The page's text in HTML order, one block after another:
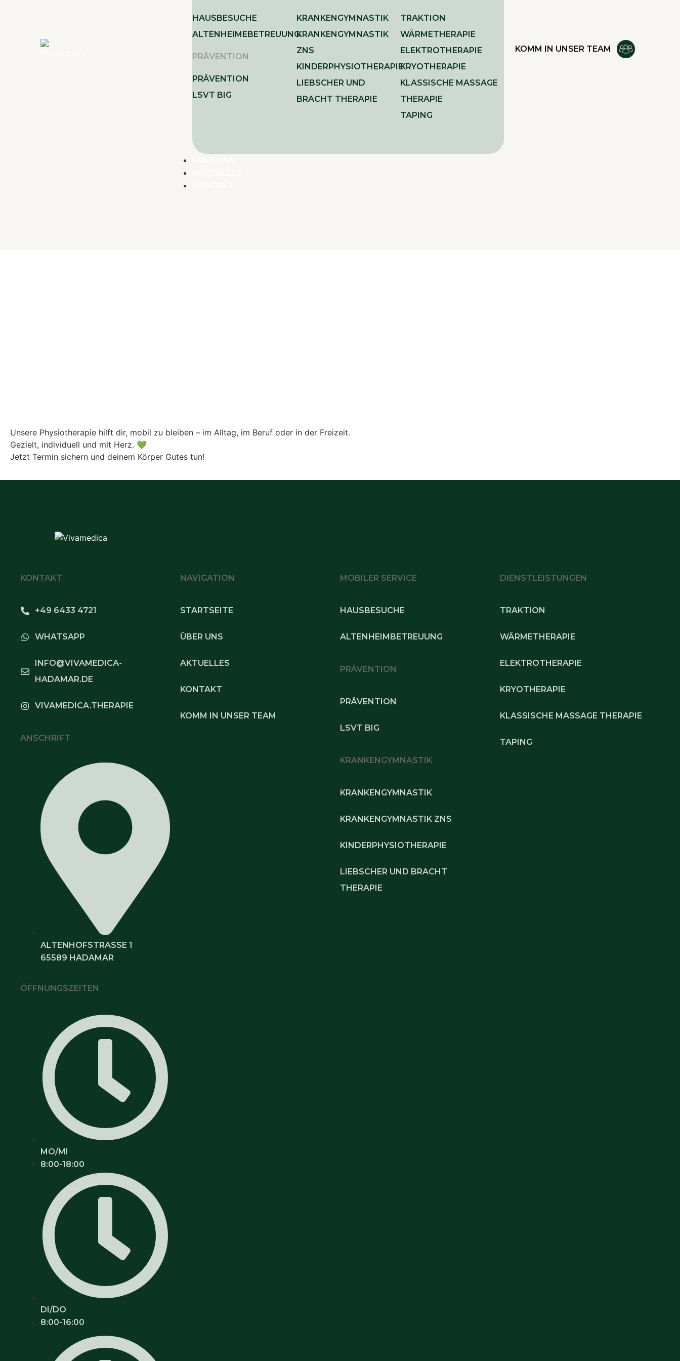
HAUSBESUCHE
ALTENHEIMEBETREUUNG
PRÄVENTION
PRÄVENTION
LSVT BIG
KRANKENGYMNASTIK
KRANKENGYMNASTIK
ZNS
KINDERPHYSIOTHERAPIE
LIEBSCHER UND
BRACHT THERAPIE
TRAKTION
WÄRMETHERAPIE
ELEKTROTHERAPIE
KRYOTHERAPIE
KLASSISCHE MASSAGE
THERAPIE
TAPING
KOMM IN UNSER TEAM
Unsere Physiotherapie hilft dir, mobil zu bleiben – im Alltag, im Beruf oder in der Freizeit.
Gezielt, individuell und mit Herz. 💚
Jetzt Termin sichern und deinem Körper Gutes tun!
KONTAKT
+49 6433 4721
WHATSAPP
INFO@VIVAMEDICA-
HADAMAR.DE
VIVAMEDICA.THERAPIE
ANSCHRIFT
ALTENHOFSTRASSE 1
65589 HADAMAR
ÖFFNUNGSZEITEN
MO/MI
8:00-18:00
DI/DO
8:00-16:00
NAVIGATION
STARTSEITE
ÜBER UNS
AKTUELLES
KONTAKT
KOMM IN UNSER TEAM
MOBILER SERVICE
HAUSBESUCHE
ALTENHEIMBETREUUNG
PRÄVENTION
PRÄVENTION
LSVT BIG
KRANKENGYMNASTIK
KRANKENGYMNASTIK
KRANKENGYMNASTIK ZNS
KINDERPHYSIOTHERAPIE
LIEBSCHER UND BRACHT
THERAPIE
DIENSTLEISTUNGEN
TRAKTION
WÄRMETHERAPIE
ELEKTROTHERAPIE
KRYOTHERAPIE
KLASSISCHE MASSAGE THERAPIE
TAPING